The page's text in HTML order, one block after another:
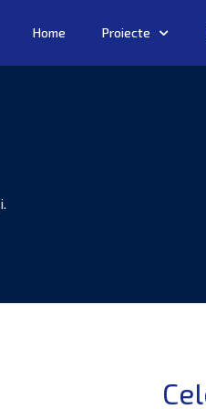
Home Proiecte